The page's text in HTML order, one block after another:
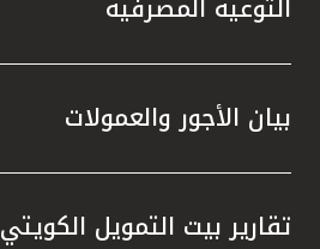
بيان الأجور والعمولات
تقارير بيت التمويل الكويتي